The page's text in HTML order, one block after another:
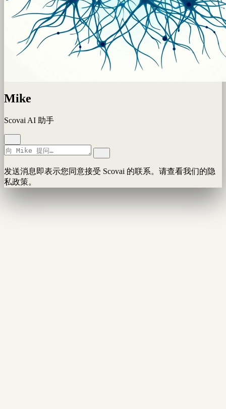
Mike
Scovai AI 助手
发送消息即表示您同意接受 Scovai 的联系。请查看我们的隐
私政策。